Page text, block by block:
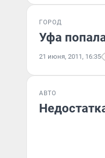
ГОРОД
Уфа
21 июня, 2011, 16:35
АВТО